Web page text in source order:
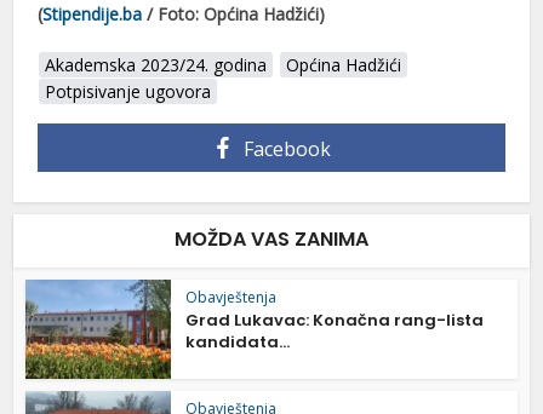
(Stipendije.ba / Foto: Općina Hadžići)
Akademska 2023/24. godina
Općina Hadžići
Potpisivanje ugovora
Facebook
MOŽDA VAS ZANIMA
Obavještenja
Grad Lukavac: Konačna rang-lista
kandidata...
Obavještenja